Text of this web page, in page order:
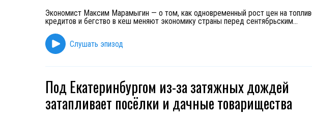
Экономист Максим Марамыгин — о том, как одновременный рост цен на
кредитов и бегство в кеш меняют экономику страны перед сентябрьским...
Слушать эпизод
Под Екатеринбургом из-за затяжных дождей
затапливает посёлки и дачные товарищества